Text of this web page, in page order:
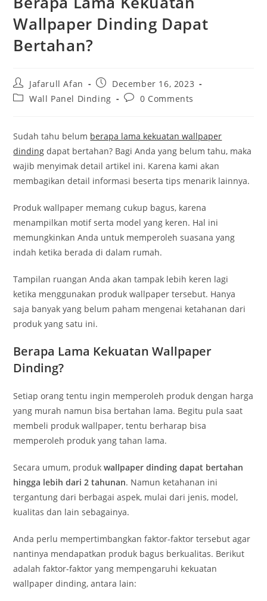
Wallpaper Dinding Dapat
Bertahan?
Post
author:
Jafarull Afan
Post
published:
December 16, 2023
PostWall Panel Dinding
Post0 Comments
Sudah tahu belum berapa lama kekuatan wallpaper
dinding dapat bertahan? Bagi Anda yang belum tahu, maka
wajib menyimak detail artikel ini. Karena kami akan
membagikan detail informasi beserta tips menarik lainnya.
Produk wallpaper memang cukup bagus, karena
menampilkan motif serta model yang keren. Hal ini
memungkinkan Anda untuk memperoleh suasana yang
indah ketika berada di dalam rumah.
Tampilan ruangan Anda akan tampak lebih keren lagi
ketika menggunakan produk wallpaper tersebut. Hanya
saja banyak yang belum paham mengenai ketahanan dari
produk yang satu ini.
Berapa Lama Kekuatan Wallpaper
Dinding?
Setiap orang tentu ingin memperoleh produk dengan harga
yang murah namun bisa bertahan lama. Begitu pula saat
membeli produk wallpaper, tentu berharap bisa
memperoleh produk yang tahan lama.
Secara umum, produkwallpaper dinding dapat bertahan
hingga lebih dari 2 tahunan. Namun ketahanan ini
tergantung dari berbagai aspek, mulai dari jenis, model,
kualitas dan lain sebagainya.
Anda perlu mempertimbangkan faktor-faktor tersebut agar
nantinya mendapatkan produk bagus berkualitas. Berikut
adalah faktor-faktor yang mempengaruhi kekuatan
wallpaper dinding, antara lain: